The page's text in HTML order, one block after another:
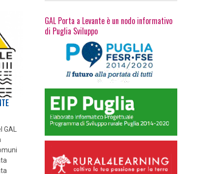
GAL Porta a Levante è un nodo informativo
di Puglia Sviluppo